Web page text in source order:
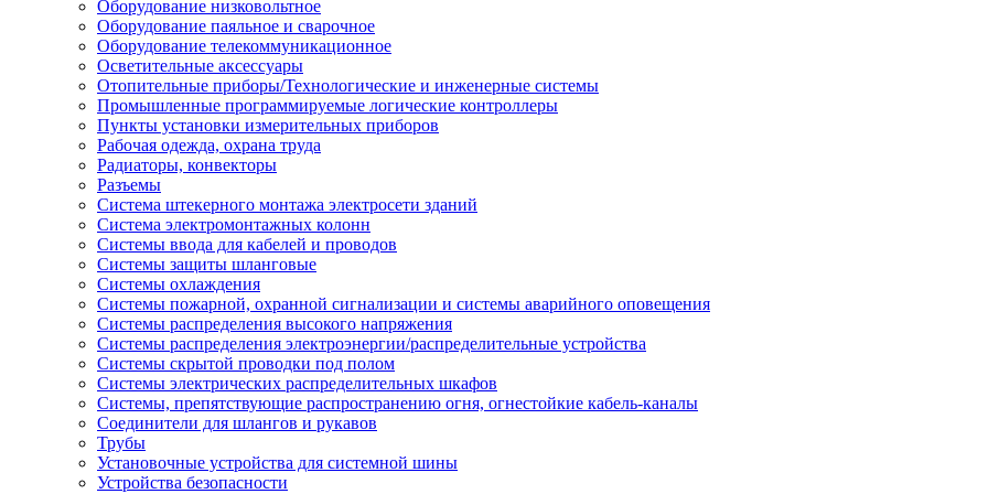
Оборудование низковольтное
Оборудование паяльное и сварочное
Оборудование телекоммуникационное
Осветительные аксессуары
Отопительные приборы/Технологические и инженерные системы
Промышленные программируемые логические контроллеры
Пункты установки измерительных приборов
Рабочая одежда, охрана труда
Радиаторы, конвекторы
Разъемы
Система штекерного монтажа электросети зданий
Система электромонтажных колонн
Системы ввода для кабелей и проводов
Системы защиты шланговые
Системы охлаждения
Системы пожарной, охранной сигнализации и системы аварийного оповещения
Системы распределения высокого напряжения
Системы распределения электроэнергии/распределительные устройства
Системы скрытой проводки под полом
Системы электрических распределительных шкафов
Системы, препятствующие распространению огня, огнестойкие кабель-каналы
Соединители для шлангов и рукавов
Трубы
Установочные устройства для системной шины
Устройства безопасности